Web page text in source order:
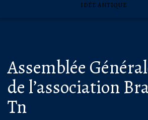
IDÉE ANTIQUE
Assemblée
de l’association
Tn